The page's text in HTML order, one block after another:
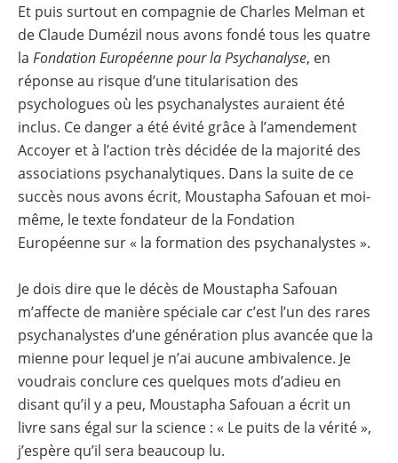
Et puis surtout en compagnie de Charles Melman et
de Claude Dumézil nous avons fondé tous les quatre
la Fondation Européenne pour la Psychanalyse, en
réponse au risque d’une titularisation des
psychologues où les psychanalystes auraient été
inclus. Ce danger a été évité grâce à l’amendement
Accoyer et à l’action très décidée de la majorité des
associations psychanalytiques. Dans la suite de ce
succès nous avons écrit, Moustapha Safouan et moi-
même, le texte fondateur de la Fondation
Européenne sur « la formation des psychanalystes ».
Je dois dire que le décès de Moustapha Safouan
m’affecte de manière spéciale car c’est l’un des rares
psychanalystes d’une génération plus avancée que la
mienne pour lequel je n’ai aucune ambivalence. Je
voudrais conclure ces quelques mots d’adieu en
disant qu’il y a peu, Moustapha Safouan a écrit un
livre sans égal sur la science : « Le puits de la vérité »,
j’espère qu’il sera beaucoup lu.